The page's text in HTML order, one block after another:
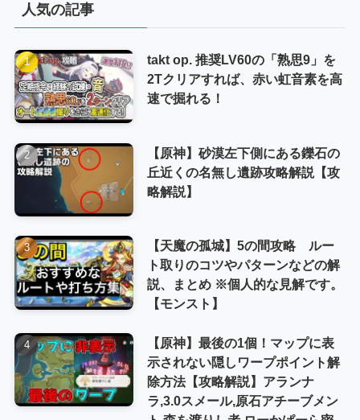
ー
人気の記事
takt op. 推奨LV60の「熟思9」を
2Tクリアすれば、赤い虹音素を高
速で掘れる！
【原神】砂漠左下側にある鑠石の
丘近くの名無し遺跡攻略解説【攻
略解説】
【天魔の孤城】5の間攻略 ルー
ト取りのコツやパターンなどの解
説、まとめ ※個人的な見解です。
【モンスト】
【原神】最後の1個！マップに表
示されない隠しワープポイント解
除方法【攻略解説】アランナ
ラ,3.0スメール,原石アチーブメン